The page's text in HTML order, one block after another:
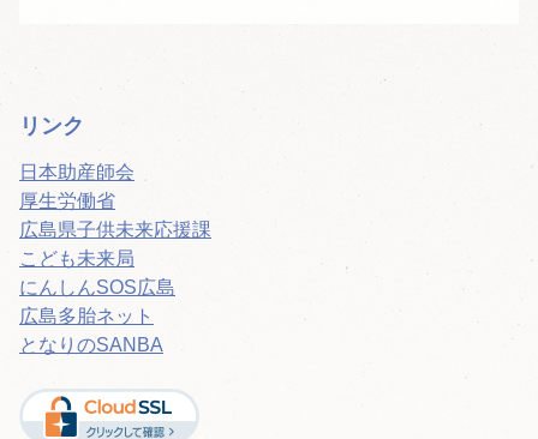
リンク
日本助産師会
厚生労働省
広島県子供未来応援課
こども未来局
にんしんSOS広島
広島多胎ネット
となりのSANBA